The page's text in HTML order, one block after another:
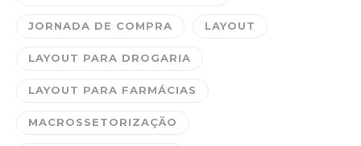
JORNADA DE COMPRA LAYOUT
LAYOUT PARA DROGARIA
LAYOUT PARA FARMÁCIAS
MACROSSETORIZAÇÃO